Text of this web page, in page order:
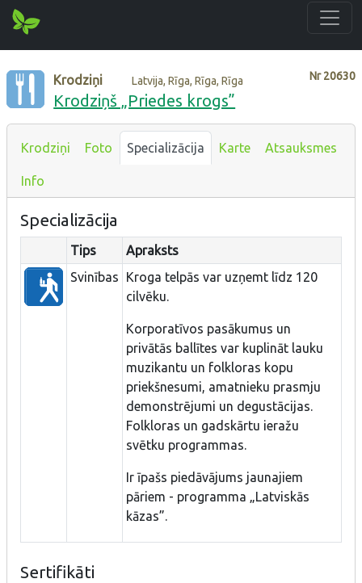
Nr20630
Krodziņi Latvija, Rīga, Rīga, Rīga
Krodziņš „Priedes krogs”
Krodziņi Foto Specializācija Karte Atsauksmes
Info
Specializācija
Tips
Apraksts
Svinības
Kroga telpās var uzņemt līdz 120
cilvēku.
Korporatīvos pasākumus un
privātās ballītes var kuplināt lauku
muzikantu un folkloras kopu
priekšnesumi, amatnieku prasmju
demonstrējumi un degustācijas.
Folkloras un gadskārtu ieražu
svētku programmas.
Ir īpašs piedāvājums jaunajiem
pāriem - programma „Latviskās
kāzas”.
Sertifikāti